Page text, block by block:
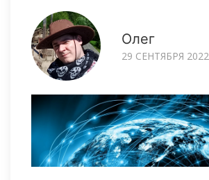
Олег
29 СЕНТЯБРЯ 2022